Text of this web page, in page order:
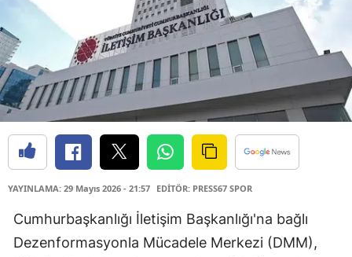
YAYINLAMA: 29 Mayıs 2026 - 21:57 EDİTÖR: PRESS67 SPOR
Cumhurbaşkanlığı İletişim Başkanlığı'na bağlı
Dezenformasyonla Mücadele Merkezi (DMM),